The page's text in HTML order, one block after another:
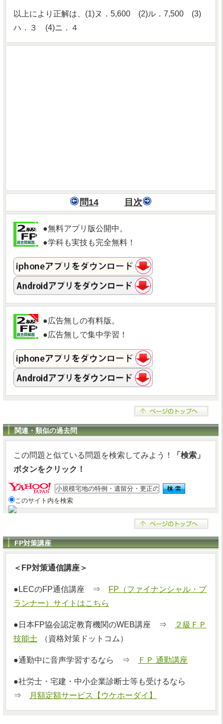
以上により正解は、(1)ヌ．5,600 (2)ル．7,500 (3)
ハ．３ (4)ニ．４
問14 目次
●無料アプリ版公開中。
●学科も実技も完全無料！
●広告無しの有料版。
●広告無しで集中学習！
関連・類似の過去問
この問題と似ている問題を検索してみよう！
「検索」
ボタンをクリック！
このサイト内を検索
FP対策講座
＜FP対策通信講座＞
●LECのFP通信講座 ⇒
FP（ファイナンシャル・プ
ランナー）サイトはこちら
●日本FP協会認定教育機関のWEB講座 ⇒
２級ＦＰ
技能士
（資格対策ドットコム）
●通勤中に音声学習するなら ⇒ ＦＰ 通勤講座
●社労士・宅建・中小企業診断士等も受けるなら
⇒
月額定額サービス【ウケホーダイ】